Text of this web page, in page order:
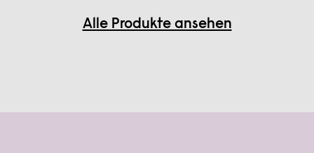
Alle Produkte ansehen